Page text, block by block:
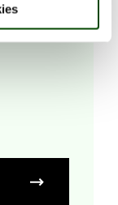
F2